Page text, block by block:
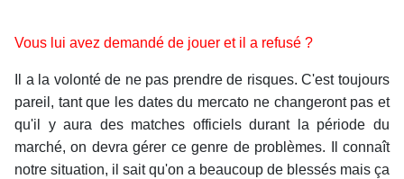
Vous lui avez demandé de jouer et il a refusé ?
Il a la volonté de ne pas prendre de risques. C'est toujours
pareil, tant que les dates du mercato ne changeront pas et
qu'il y aura des matches officiels durant la période du
marché, on devra gérer ce genre de problèmes. Il connaît
notre situation, il sait qu'on a beaucoup de blessés mais ça